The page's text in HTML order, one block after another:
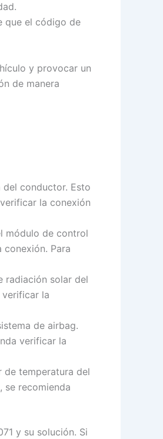
que el código de
y provocar un
de manera
del conductor. Esto
la conexión
módulo de control
Para
radiación solar del
verificar la
de airbag.
verificar la
de temperatura del
se recomienda
y su solución. Si